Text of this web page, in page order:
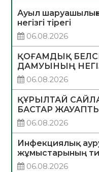
Ауыл
негізгі тірегі
06.08.2026
ҚОҒАМДЫҚ
ДАМУЫНЫҢ
06.08.2026
ҚҰРЫЛТАЙ
БАСТАР
06.08.2026
Инфекциялық
жұмыстарының
06.08.2026